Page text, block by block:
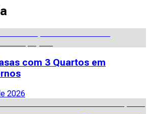
com 3 Quartos em
2026